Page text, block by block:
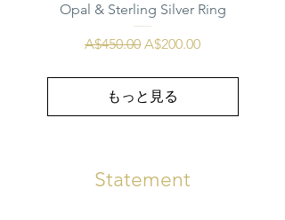
Opal & Sterling Silver Ring
通常価格
A$450.00 セール価格
A$200.00
もっと見る
Statement